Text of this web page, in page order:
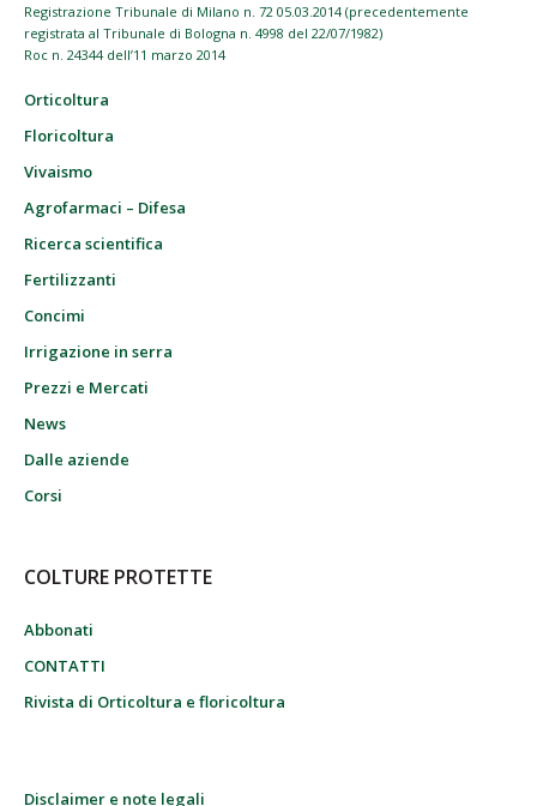
Registrazione Tribunale di Milano n. 72 05.03.2014 (precedentemente
registrata al Tribunale di Bologna n. 4998 del 22/07/1982)
Roc n. 24344 dell’11 marzo 2014
Orticoltura
Floricoltura
Vivaismo
Agrofarmaci – Difesa
Ricerca scientifica
Fertilizzanti
Concimi
Irrigazione in serra
Prezzi e Mercati
News
Dalle aziende
Corsi
COLTURE PROTETTE
Abbonati
CONTATTI
Rivista di Orticoltura e floricoltura
Disclaimer e note legali